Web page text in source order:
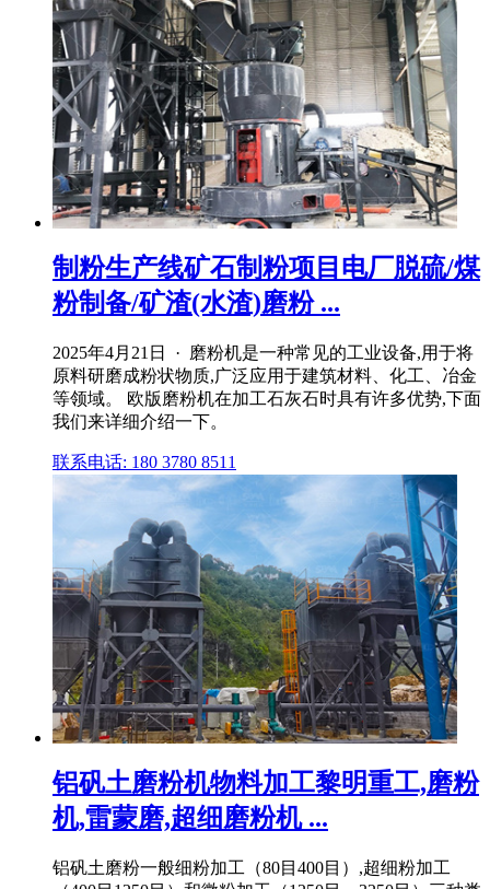
制粉生产线矿石制粉项目电厂脱硫/煤
粉制备/矿渣(水渣)磨粉 ...
2025年4月21日 · 磨粉机是一种常见的工业设备,用于将
原料研磨成粉状物质,广泛应用于建筑材料、化工、冶金
等领域。 欧版磨粉机在加工石灰石时具有许多优势,下面
我们来详细介绍一下。
联系电话: 180 3780 8511
铝矾土磨粉机物料加工黎明重工,磨粉
机,雷蒙磨,超细磨粉机 ...
铝矾土磨粉一般细粉加工（80目400目）,超细粉加工